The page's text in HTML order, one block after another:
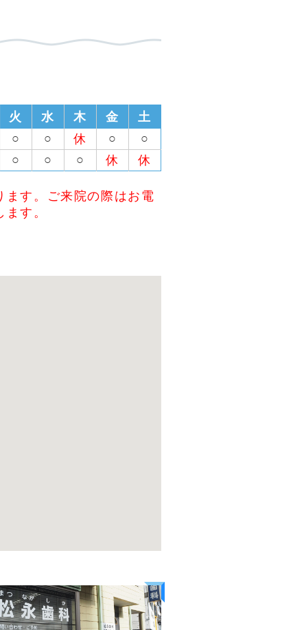
火 水 木 金
土
○ ○ 休 ○
○
○ ○ ○ 休
休
す。ご来院の際はお電
す。